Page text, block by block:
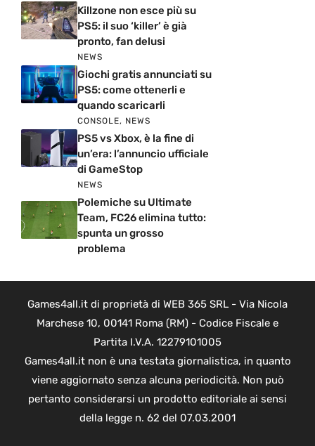
Killzone non esce più su
PS5: il suo ‘killer’ è già
pronto, fan delusi
NEWS
Giochi gratis annunciati su
PS5: come ottenerli e
quando scaricarli
CONSOLE, NEWS
PS5 vs Xbox, è la fine di
un’era: l’annuncio ufficiale
di GameStop
NEWS
Polemiche su Ultimate
Team, FC26 elimina tutto:
spunta un grosso
problema
Games4all.it di proprietà di WEB 365 SRL - Via Nicola
Marchese 10, 00141 Roma (RM) - Codice Fiscale e
Partita I.V.A. 12279101005
Games4all.it non è una testata giornalistica, in quanto
viene aggiornato senza alcuna periodicità. Non può
pertanto considerarsi un prodotto editoriale ai sensi
della legge n. 62 del 07.03.2001